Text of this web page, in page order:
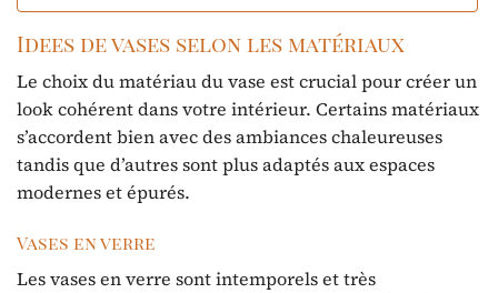
Idees de vases selon les matériaux
Le choix du matériau du vase est crucial pour créer un
look cohérent dans votre intérieur. Certains matériaux
s’accordent bien avec des ambiances chaleureuses
tandis que d’autres sont plus adaptés aux espaces
modernes et épurés.
Vases en verre
Les vases en verre sont intemporels et très